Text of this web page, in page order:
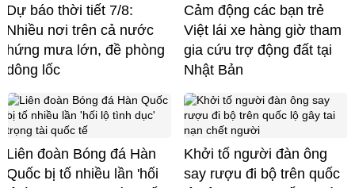
Dự báo thời tiết 7/8:
Nhiều nơi trên cả nước
hứng mưa lớn, đề phòng
dông lốc
Cảm động các bạn trẻ
Việt lái xe hàng giờ tham
gia cứu trợ động đất tại
Nhật Bản
Liên đoàn Bóng đá Hàn
Quốc bị tố nhiều lần 'hối
Khởi tố người đàn ông
say rượu đi bộ trên quốc